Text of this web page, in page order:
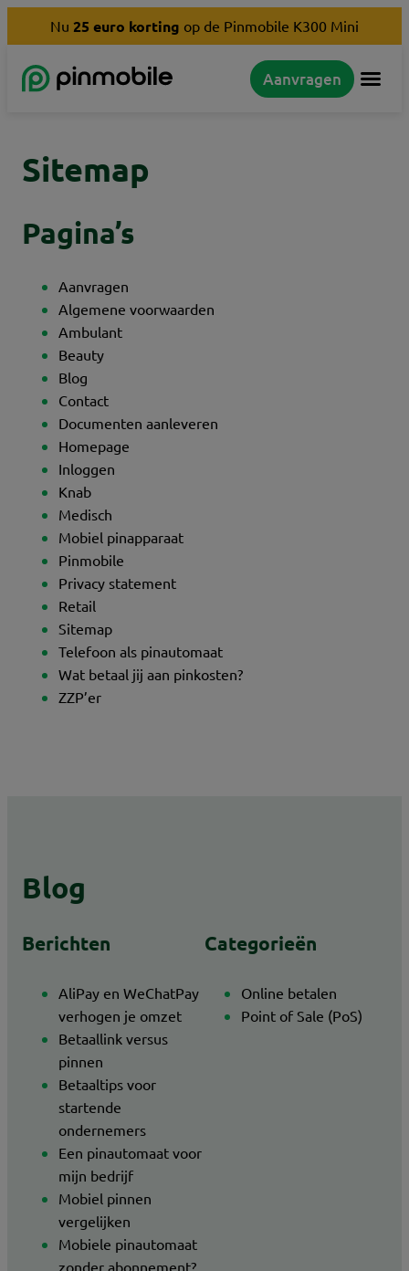
Nu 25 euro korting op de Pinmobile K300 Mini
Aanvragen
Sitemap
Pagina’s
Aanvragen
Algemene voorwaarden
Ambulant
Beauty
Blog
Contact
Documenten aanleveren
Homepage
Inloggen
Knab
Medisch
Mobiel pinapparaat
Pinmobile
Privacy statement
Retail
Sitemap
Telefoon als pinautomaat
Wat betaal jij aan pinkosten?
ZZP’er
Blog
Berichten
AliPay en WeChatPay
verhogen je omzet
Betaallink versus
pinnen
Betaaltips voor
startende
ondernemers
Een pinautomaat voor
mijn bedrijf
Mobiel pinnen
vergelijken
Mobiele pinautomaat
zonder abonnement?
Categorieën
Online betalen
Point of Sale (PoS)